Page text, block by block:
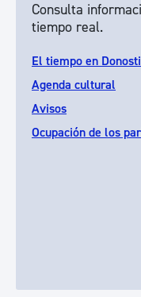
Consulta
tiempo real.
El tiempo en
Agenda cultural
Avisos
Ocupación de los